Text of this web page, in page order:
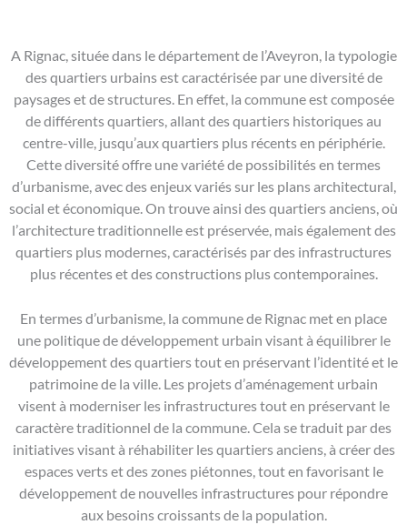
A Rignac, située dans le département de l’Aveyron, la typologie
des quartiers urbains est caractérisée par une diversité de
paysages et de structures. En effet, la commune est composée
de différents quartiers, allant des quartiers historiques au
centre-ville, jusqu’aux quartiers plus récents en périphérie.
Cette diversité offre une variété de possibilités en termes
d’urbanisme, avec des enjeux variés sur les plans architectural,
social et économique. On trouve ainsi des quartiers anciens, où
l’architecture traditionnelle est préservée, mais également des
quartiers plus modernes, caractérisés par des infrastructures
plus récentes et des constructions plus contemporaines.
En termes d’urbanisme, la commune de Rignac met en place
une politique de développement urbain visant à équilibrer le
développement des quartiers tout en préservant l’identité et le
patrimoine de la ville. Les projets d’aménagement urbain
visent à moderniser les infrastructures tout en préservant le
caractère traditionnel de la commune. Cela se traduit par des
initiatives visant à réhabiliter les quartiers anciens, à créer des
espaces verts et des zones piétonnes, tout en favorisant le
développement de nouvelles infrastructures pour répondre
aux besoins croissants de la population.